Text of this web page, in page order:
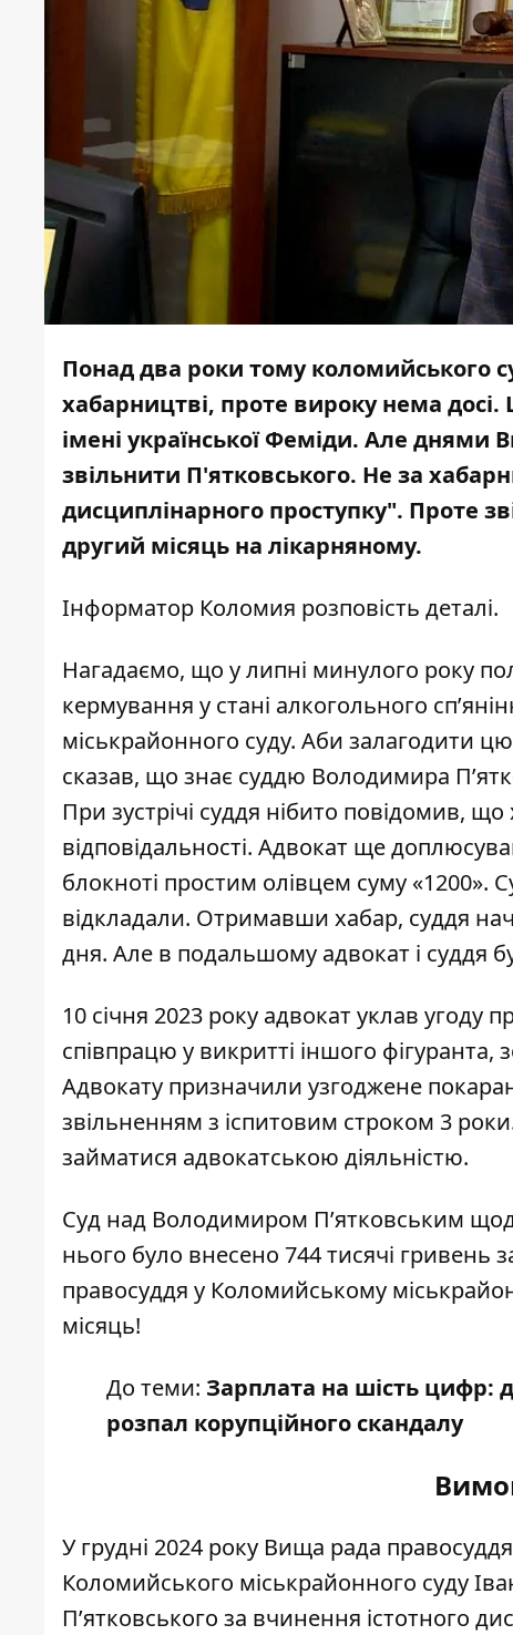
Понад два роки тому коломийського
хабарництві, проте вироку нема
імені української Феміди. Але
звільнити П'ятковського. Не за
дисциплінарного проступку". Проте
другий місяць на лікарняному.
Інформатор Коломия розповість деталі.
Нагадаємо, що у липні минулого року
кермування у стані алкогольного
міськрайонного суду. Аби залагодити
сказав, що знає суддю Володимира
При зустрічі суддя нібито повідомив,
відповідальності. Адвокат ще
блокноті простим олівцем суму «1200».
відкладали. Отримавши хабар, суддя
дня. Але в подальшому адвокат і суддя
10 січня 2023 року адвокат уклав угоду
співпрацю у викритті іншого фігуранта,
Адвокату призначили узгоджене
звільненням з іспитовим строком 3
займатися адвокатською діяльністю.
Суд над Володимиром П’ятковським
нього було внесено 744 тисячі гривень
правосуддя у Коломийському
місяць!
До теми: Зарплата на шість цифр:
розпал корупційного скандалу
У грудні 2024 року Вища рада
Коломийського міськрайонного суду
П’ятковського за вчинення істотного